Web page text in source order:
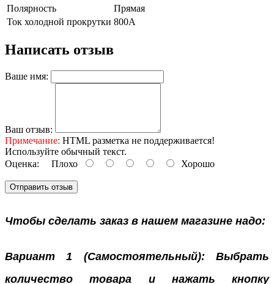
Полярность
Прямая
Ток холодной прокрутки 800A
Написать отзыв
Ваше имя:
Ваш отзыв:
Примечание: HTML разметка не поддерживается!
Используйте обычный текст.
Оценка: Плохо Хорошо
Отправить отзыв
Чтобы сделать заказ в нашем магазине надо:
Вариант 1 (Самостоятельный): Выбрать
количество товара и нажать кнопку